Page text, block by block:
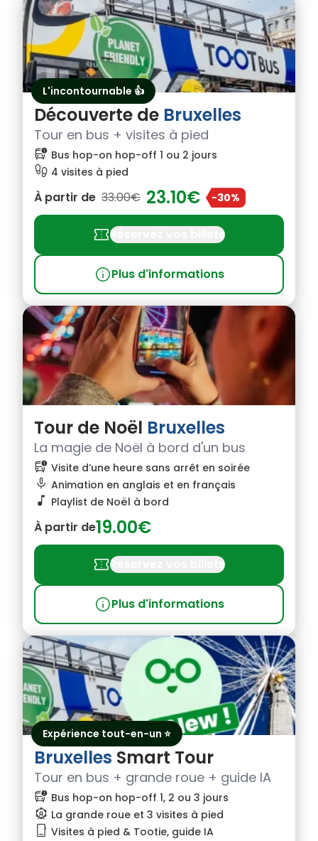
L'incontournable 👍
Découverte de Bruxelles
Tour en bus + visites à pied
bus_alert Bus hop-on hop-off 1 ou 2 jours
footprint 4 visites à pied
À partir de 33.00€ 23.10€ -30%
confirmation_numberRéservez vos billets
infoPlus d'informations
Tour de Noël Bruxelles
La magie de Noël à bord d'un bus
bus_alert Visite d’une heure sans arrêt en soirée
mic Animation en anglais et en français
music_note Playlist de Noël à bord
À partir de19.00€
confirmation_numberRéservez vos billets
infoPlus d'informations
Expérience tout-en-un ⭐
Bruxelles Smart Tour
Tour en bus + grande roue + guide IA
bus_alert Bus hop-on hop-off 1, 2 ou 3 jours
attractions La grande roue et 3 visites à pied
phone_iphone Visites à pied & Tootie, guide IA